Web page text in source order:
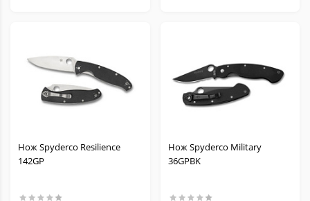
Нож Spyderco Resilience
142GP
Нож Spyderco Military
36GPBK